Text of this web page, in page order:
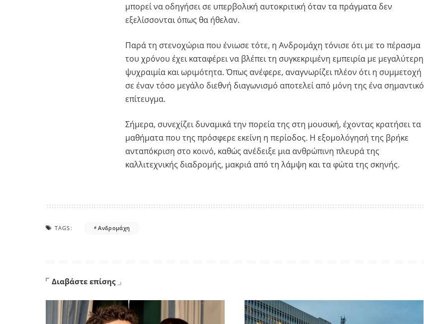
μπορεί να οδηγήσει σε υπερβολική αυτοκριτική όταν τα πράγματα δεν
εξελίσσονται όπως θα ήθελαν.
Παρά τη στενοχώρια που ένιωσε τότε, η Ανδρομάχη τόνισε ότι με το πέρασμα
του χρόνου έχει καταφέρει να βλέπει τη συγκεκριμένη εμπειρία με μεγαλύτερη
ψυχραιμία και ωριμότητα. Όπως ανέφερε, αναγνωρίζει πλέον ότι η συμμετοχή
σε έναν τόσο μεγάλο διεθνή διαγωνισμό αποτελεί από μόνη της ένα σημαντικό
επίτευγμα.
Σήμερα, συνεχίζει δυναμικά την πορεία της στη μουσική, έχοντας κρατήσει τα
μαθήματα που της πρόσφερε εκείνη η περίοδος. Η εξομολόγησή της βρήκε
ανταπόκριση στο κοινό, καθώς ανέδειξε μια ανθρώπινη πλευρά της
καλλιτεχνικής διαδρομής, μακριά από τη λάμψη και τα φώτα της σκηνής.
TAGS: Ανδρομάχη
Διαβάστε επίσης